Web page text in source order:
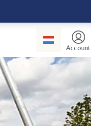
Account